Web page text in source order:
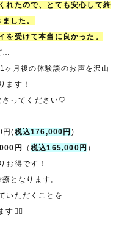
れたので、とても安心して終
した。
を受けて本当に良かった。
…
ヶ月後の体験談のお声を沢山
ます！
ってください🤍
円(税込176,000円 )
円 （ 税込165,000円 ）
お得です！
となります。
いただくことを
す☝🏼